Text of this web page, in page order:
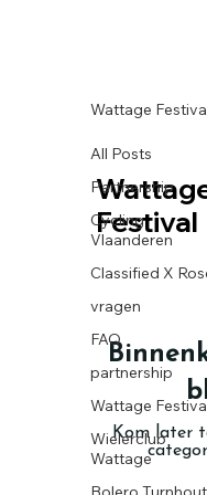
All Posts
Partnership
Cycling
Vlaanderen
Classified X
vragen
FAQ
partnership
Wattage
Wielerclub
Wattage
Wattage
Festival
Kom later